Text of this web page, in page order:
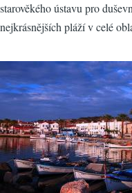
starověkého ústavu pro
nejkrásnějších pláží v celé